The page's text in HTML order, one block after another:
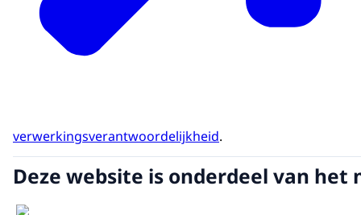
verwerkingsverantwoordelijkheid.
Deze website is onderdeel van